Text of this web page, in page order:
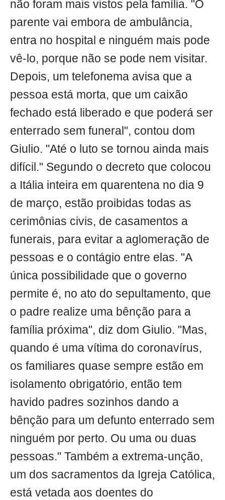
não foram mais vistos pela família. "O
parente vai embora de ambulância,
entra no hospital e ninguém mais pode
vê-lo, porque não se pode nem visitar.
Depois, um telefonema avisa que a
pessoa está morta, que um caixão
fechado está liberado e que poderá ser
enterrado sem funeral", contou dom
Giulio. "Até o luto se tornou ainda mais
difícil." Segundo o decreto que colocou
a Itália inteira em quarentena no dia 9
de março, estão proibidas todas as
cerimônias civis, de casamentos a
funerais, para evitar a aglomeração de
pessoas e o contágio entre elas. "A
única possibilidade que o governo
permite é, no ato do sepultamento, que
o padre realize uma bênção para a
família próxima", diz dom Giulio. "Mas,
quando é uma vítima do coronavírus,
os familiares quase sempre estão em
isolamento obrigatório, então tem
havido padres sozinhos dando a
bênção para um defunto enterrado sem
ninguém por perto. Ou uma ou duas
pessoas." Também a extrema-unção,
um dos sacramentos da Igreja Católica,
está vetada aos doentes do